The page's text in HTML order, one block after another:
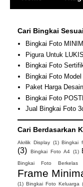
Cari Bingkai
Bingkai Foto
Pigura Untuk
Bingkai Foto
Bingkai Foto
Paket Harga
Bingkai Foto
Jual Bingkai Foto
Cari Berdasarkan
Akrilik Display (1) Bingkai
(3)
Bingkai Foto A4 (1)
Bingkai Foto Berkelas
Frame
(1) Bingkai Foto Keluarga